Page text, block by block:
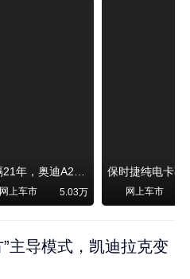
时隔21年，奥迪A2强势归来！
网上车市 5.03万 网上车市
”主导模式，凯迪拉克变